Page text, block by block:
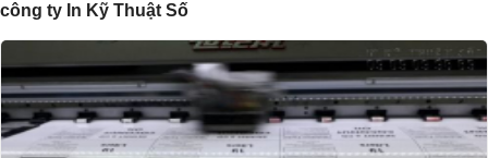
công ty In Kỹ Thuật Số